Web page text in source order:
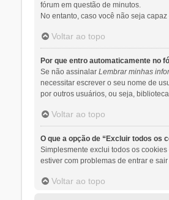
fórum em questão de minutos.
No entanto, caso você não seja
Voltar ao topo
Por que entro automaticamente no
Se não assinalar Lembrar minhas
necessitar escrever o seu nome de
por outros usuários, ou seja,
Voltar ao topo
O que a opção de “Excluir todos os
Simplesmente exclui todos os
estiver com problemas de entrar e
Voltar ao topo